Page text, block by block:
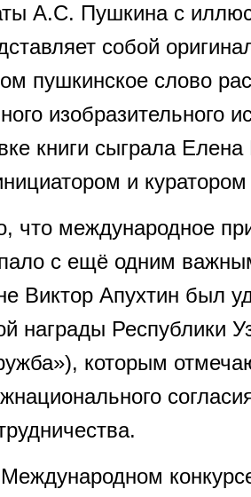
А.С. Пушкина с
собой
пушкинское слово
изобразительного
книги сыграла
и куратором
что международное
с ещё одним
Виктор Апухтин был
награды Республики
которым